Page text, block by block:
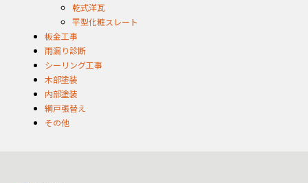
乾式洋瓦
平型化粧スレート
板金工事
雨漏り診断
シーリング工事
木部塗装
内部塗装
網戸張替え
その他